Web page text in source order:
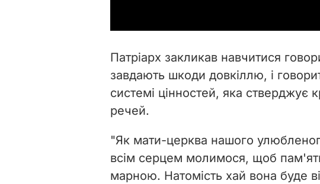
i
d
o
Патріарх закликав навчитися
завдають шкоди довкіллю, і
системі цінностей, яка стверджує
речей.
"Як мати-церква нашого
всім серцем молимося, щоб
марною. Натомість хай вона буде